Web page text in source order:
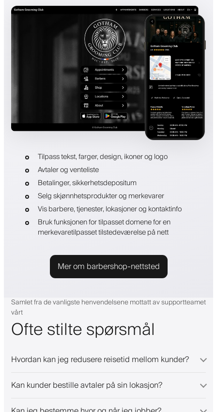
Tilpass tekst, farger, design, ikoner og logo
Avtaler og venteliste
Betalinger, sikkerhetsdepositum
Selg skjønnhetsprodukter og merkevarer
Vis barbere, tjenester, lokasjoner og kontaktinfo
Bruk funksjonen for tilpasset domene for en
merkevaretilpasset tilstedeværelse på nett
Mer om barbershop-nettsted
Samlet fra de vanligste henvendelsene mottatt av supportteamet
vårt
Ofte stilte spørsmål
Hvordan kan jeg redusere reisetid mellom kunder?
Kan kunder bestille avtaler på sin lokasjon?